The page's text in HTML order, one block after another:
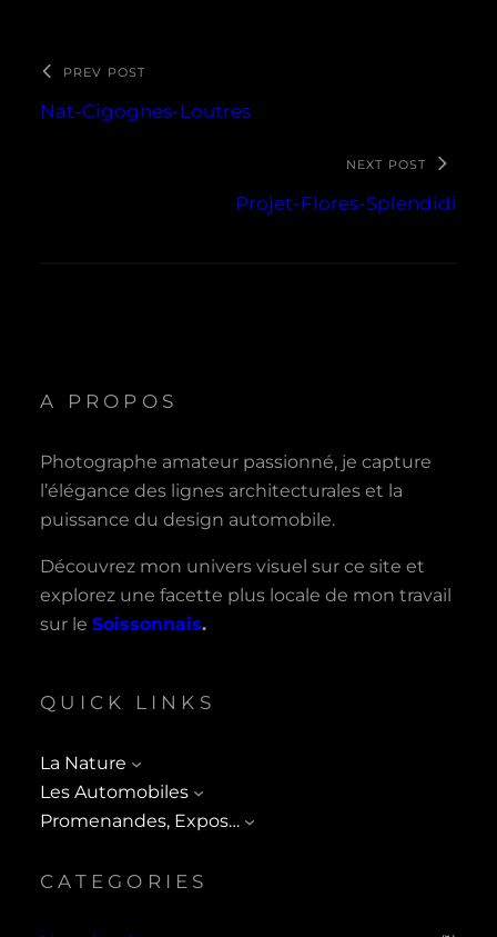
PREV POST
Nat-Cigognes-Loutres
NEXT POST
Projet-Flores-Splendidi
A PROPOS
Photographe amateur passionné, je capture
l’élégance des lignes architecturales et la
puissance du design automobile.
Découvrez mon univers visuel sur ce site et
explorez une facette plus locale de mon travail
sur le Soissonnais.
QUICK LINKS
La Nature
Les Automobiles
Promenandes, Expos…
CATEGORIES